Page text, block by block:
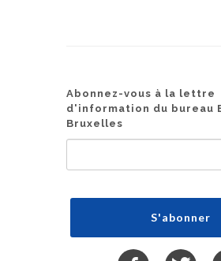
Abonnez-vous à la lettre
d'information du bureau
Bruxelles